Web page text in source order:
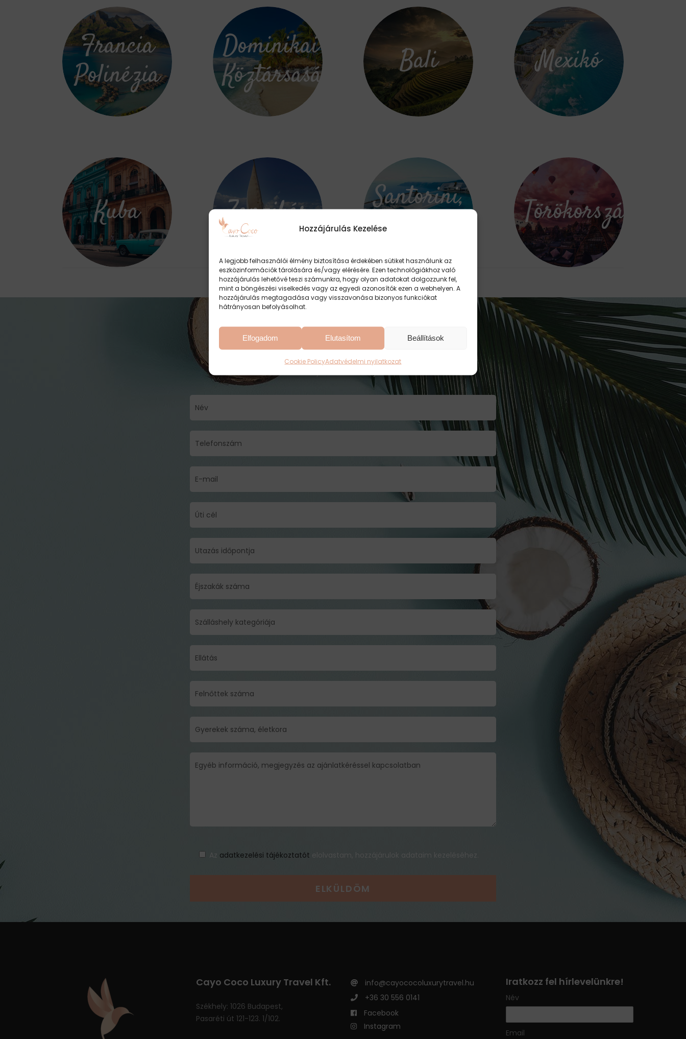
Hozzájárulás Kezelése
A legjobb felhasználói élmény biztosítása érdekében sütiket használunk az
eszközinformációk tárolására és/vagy elérésére. Ezen technológiákhoz való
hozzájárulás lehetővé teszi számunkra, hogy olyan adatokat dolgozzunk fel,
mint a böngészési viselkedés vagy az egyedi azonosítók ezen a webhelyen. A
hozzájárulás megtagadása vagy visszavonása bizonyos funkciókat
hátrányosan befolyásolhat.
Elfogadom Elutasítom Beállítások
Cookie PolicyAdatvédelmi nyilatkozat
Francia
Polinézia
Dominikai
Köztársaság
Bali Mexikó
Kuba Zanzibár
Santorini,
Mykonos
Törökország
Ajánlatkérés
Az adatkezelési tájékoztatót elolvastam, hozzájárulok adataim kezeléséhez.
Cayo Coco Luxury Travel Kft.
Székhely: 1026 Budapest,
Pasaréti út 121-123. 1/102.
info@cayococoluxurytravel.hu
+36 30 556 0141
Facebook
Instagram
Iratkozz fel hírlevelünkre!
Név
Email